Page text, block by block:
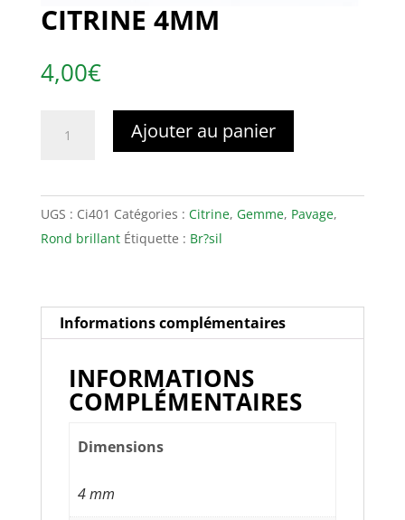
CITRINE 4MM
4,00€
4mm
Ajouter au panier
UGS : Ci401 Catégories : Citrine, Gemme, Pavage,
Rond brillant Étiquette : Br?sil
Informations complémentaires
INFORMATIONS
COMPLÉMENTAIRES
Dimensions
4 mm